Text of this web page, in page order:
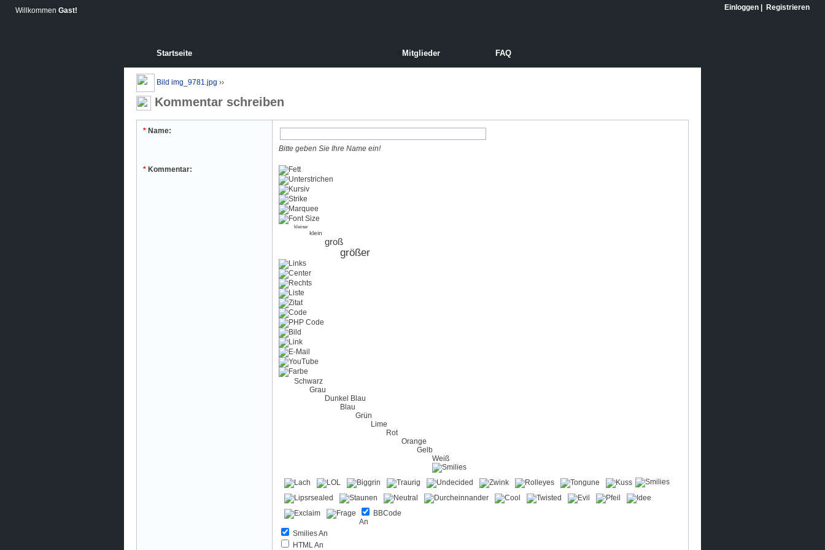
Willkommen Gast! Einloggen Registrieren
Startseite Mitglieder FAQ
Bild img_9781.jpg ››
Kommentar schreiben
* Name:
Bitte geben Sie Ihre Name ein!
* Kommentar:
kleiner
klein
groß
größer
Schwarz
Grau
Dunkel Blau
Blau
Grün
Lime
Rot
Orange
Gelb
Weiß
BBCode
An
Smilies An
HTML An